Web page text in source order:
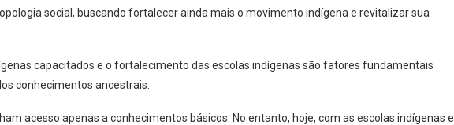
social, buscando fortalecer ainda mais o movimento indígena e revitalizar sua
capacitados e o fortalecimento das escolas indígenas são fatores fundamentais
conhecimentos ancestrais.
acesso apenas a conhecimentos básicos. No entanto, hoje, com as escolas indígenas e